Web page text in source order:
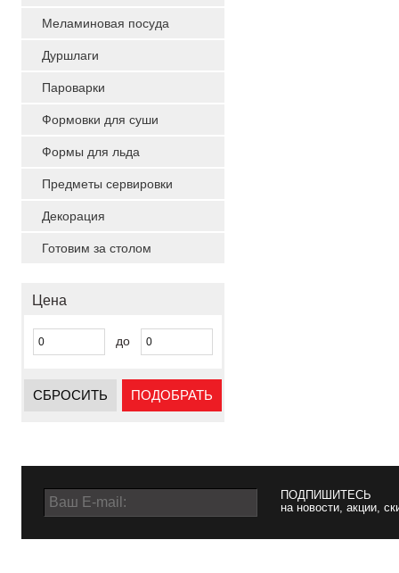
Меламиновая посуда
Дуршлаги
Пароварки
Формовки для суши
Формы для льда
Предметы сервировки
Декорация
Готовим за столом
Цена
до
СБРОСИТЬ ПОДОБРАТЬ
ПОДПИШИТЕСЬ
на новости, акции,